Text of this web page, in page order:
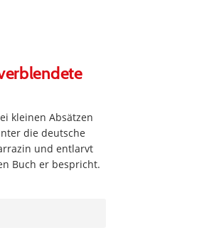
kleinen Absätzen
die deutsche
und entlarvt
Buch er bespricht.